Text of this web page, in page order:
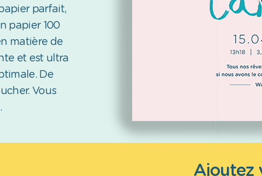
parfait,
papier 100
matière de
et est ultra
De
Vous
Ajoutez